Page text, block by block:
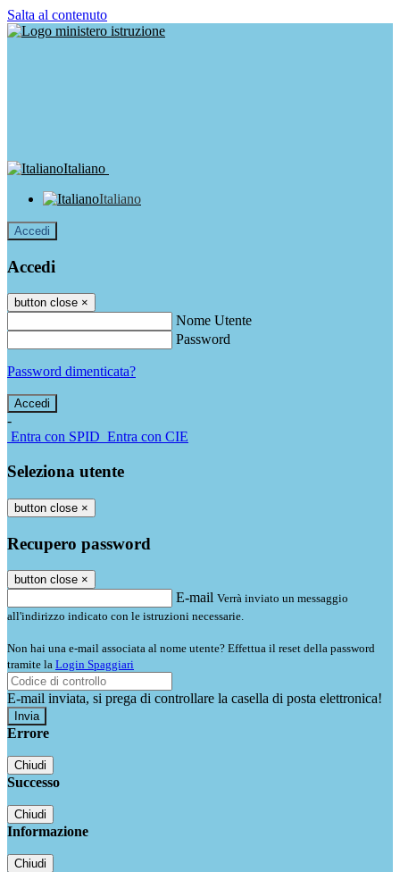
Salta al contenuto
Italiano
Italiano
Accedi
Accedi
button close ×
Nome Utente
Password
Password dimenticata?
-
Entra con SPID Entra con CIE
Seleziona utente
button close ×
Recupero password
button close ×
E-mail Verrà inviato un messaggio
all'indirizzo indicato con le istruzioni necessarie.
Non hai una e-mail associata al nome utente? Effettua il reset della password
tramite la Login Spaggiari
E-mail inviata, si prega di controllare la casella di posta elettronica!
Errore
Chiudi
Successo
Chiudi
Informazione
Chiudi